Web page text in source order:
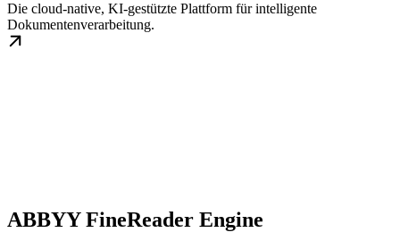
Die cloud-native, KI-gestützte Plattform für intelligente
Dokumentenverarbeitung.
ABBYY FineReader Engine